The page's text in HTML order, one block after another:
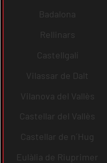
Badalona
Rellinars
Castellgalí
Vilassar de Dalt
Vilanova del Vallès
Castellar del Vallès
Castellar de n´Hug
Eulàlia de Riuprimer